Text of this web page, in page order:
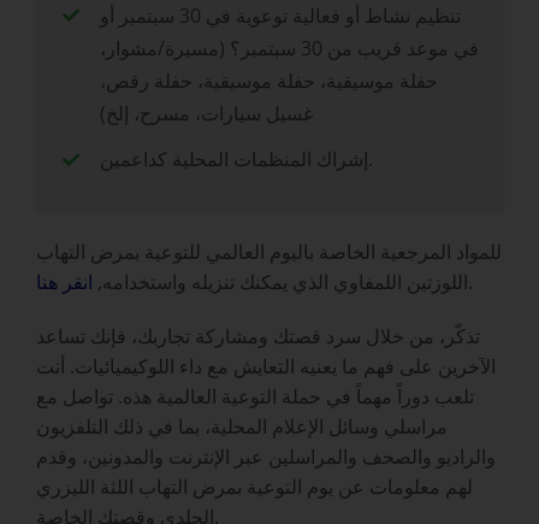
تنظيم نشاط أو فعالية توعوية في 30 سبتمبر أو
في موعد قريب من 30 سبتمبر؟ (مسيرة/مشوار،
حفلة موسيقية، حفلة موسيقية، حفلة رقص،
غسيل سيارات، مسرح، إلخ)
إشراك المنظمات المحلية كداعمين.
للمواد المرجعية الخاصة باليوم العالمي للتوعية بمرض التهاب
اللوزتين اللمفاوي الذي يمكنك تنزيله واستخدامه, انقر هنا .
تذكّر، من خلال سرد قصتك ومشاركة تجاربك، فإنك تساعد
الآخرين على فهم ما يعنيه التعايش مع داء اللوكيميائيات. أنت
تلعب دوراً مهماً في حملة التوعية العالمية هذه. تواصل مع
مراسلي وسائل الإعلام المحلية، بما في ذلك التلفزيون
والراديو والصحف والمراسلين عبر الإنترنت والمدونين، وقدم
لهم معلومات عن يوم التوعية بمرض التهاب اللثة الليزري
الجلدي وقصتك الخاصة.